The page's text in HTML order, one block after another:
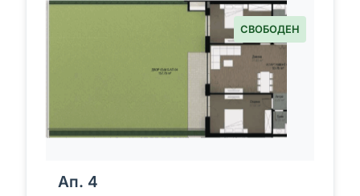
СВОБОДЕН
Ап. 4